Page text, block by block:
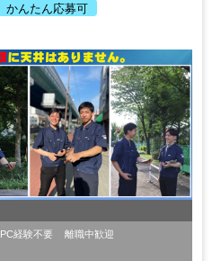
かんたん応募可
PC経験不要
離職中歓迎